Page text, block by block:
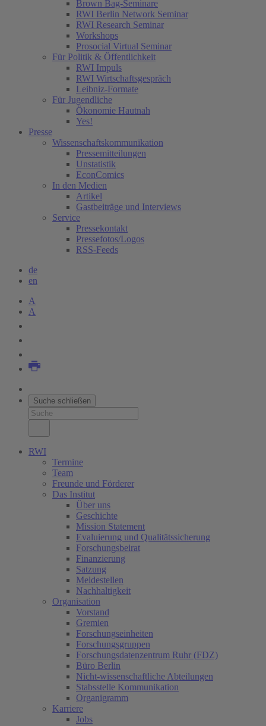
Brown Bag-Seminare
RWI Berlin Network Seminar
RWI Research Seminar
Workshops
Prosocial Virtual Seminar
Für Politik & Öffentlichkeit
RWI Impuls
RWI Wirtschaftsgespräch
Leibniz-Formate
Für Jugendliche
Ökonomie Hautnah
Yes!
Presse
Wissenschaftskommunikation
Pressemitteilungen
Unstatistik
EconComics
In den Medien
Artikel
Gastbeiträge und Interviews
Service
Pressekontakt
Pressefotos/Logos
RSS-Feeds
de
en
A
A
Suche schließen
RWI
Termine
Team
Freunde und Förderer
Das Institut
Über uns
Geschichte
Mission Statement
Evaluierung und Qualitätssicherung
Forschungsbeirat
Finanzierung
Satzung
Meldestellen
Nachhaltigkeit
Organisation
Vorstand
Gremien
Forschungseinheiten
Forschungsgruppen
Forschungsdatenzentrum Ruhr (FDZ)
Büro Berlin
Nicht-wissenschaftliche Abteilungen
Stabsstelle Kommunikation
Organigramm
Karriere
Jobs